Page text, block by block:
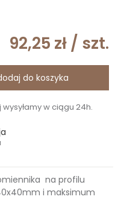
92,25 zł / szt.
do koszyka
w ciągu 24h.
na profilu
i maksimum